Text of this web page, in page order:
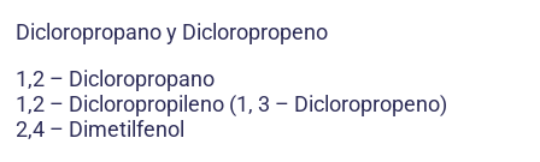
Dicloropropano y Dicloropropeno
1,2 – Dicloropropano
1,2 – Dicloropropileno (1, 3 – Dicloropropeno)
2,4 – Dimetilfenol